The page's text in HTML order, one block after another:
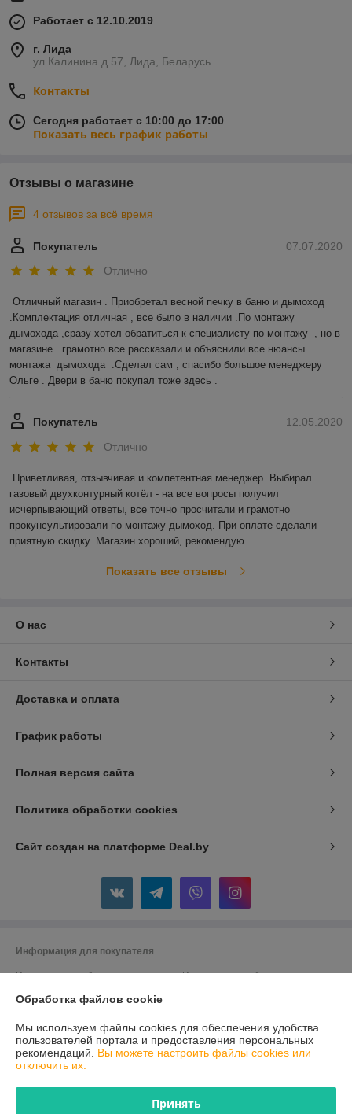
Работает с 12.10.2019
г. Лида
ул.Калинина д.57, Лида, Беларусь
Контакты
Сегодня работает с 10:00 до 17:00
Показать весь график работы
Отзывы о магазине
4 отзывов за всё время
07.07.2020
Покупатель
Отлично
Отличный магазин . Приобретал весной печку в баню и дымоход
.Комплектация отличная , все было в наличии .По монтажу
дымохода ,сразу хотел обратиться к специалисту по монтажу  , но в
магазине   грамотно все рассказали и объяснили все нюансы
монтажа  дымохода  .Сделал сам , спасибо большое менеджеру
Ольге . Двери в баню покупал тоже здесь .
12.05.2020
Покупатель
Отлично
Приветливая, отзывчивая и компетентная менеджер. Выбирал
газовый двухконтурный котёл - на все вопросы получил
исчерпывающий ответы, все точно просчитали и грамотно
прокунсультировали по монтажу дымоход. При оплате сделали
приятную скидку. Магазин хороший, рекомендую.
Показать все отзывы
О нас
Контакты
Доставка и оплата
График работы
Полная версия сайта
Политика обработки cookies
Сайт создан на платформе Deal.by
Информация для покупателя
Индивидуальный предприниматель:Индивидуальный
г.Лида, ул.Южный городок,15-11
Регистрационный номер ЕГР: 591355217
УНП: 591355217
Дата регистрации компании: 22.08.2016
Обработка файлов cookie
Мы используем файлы cookies для обеспечения удобства
пользователей портала и предоставления персональных
рекомендаций. Вы можете настроить файлы cookies или
отключить их.
Принять